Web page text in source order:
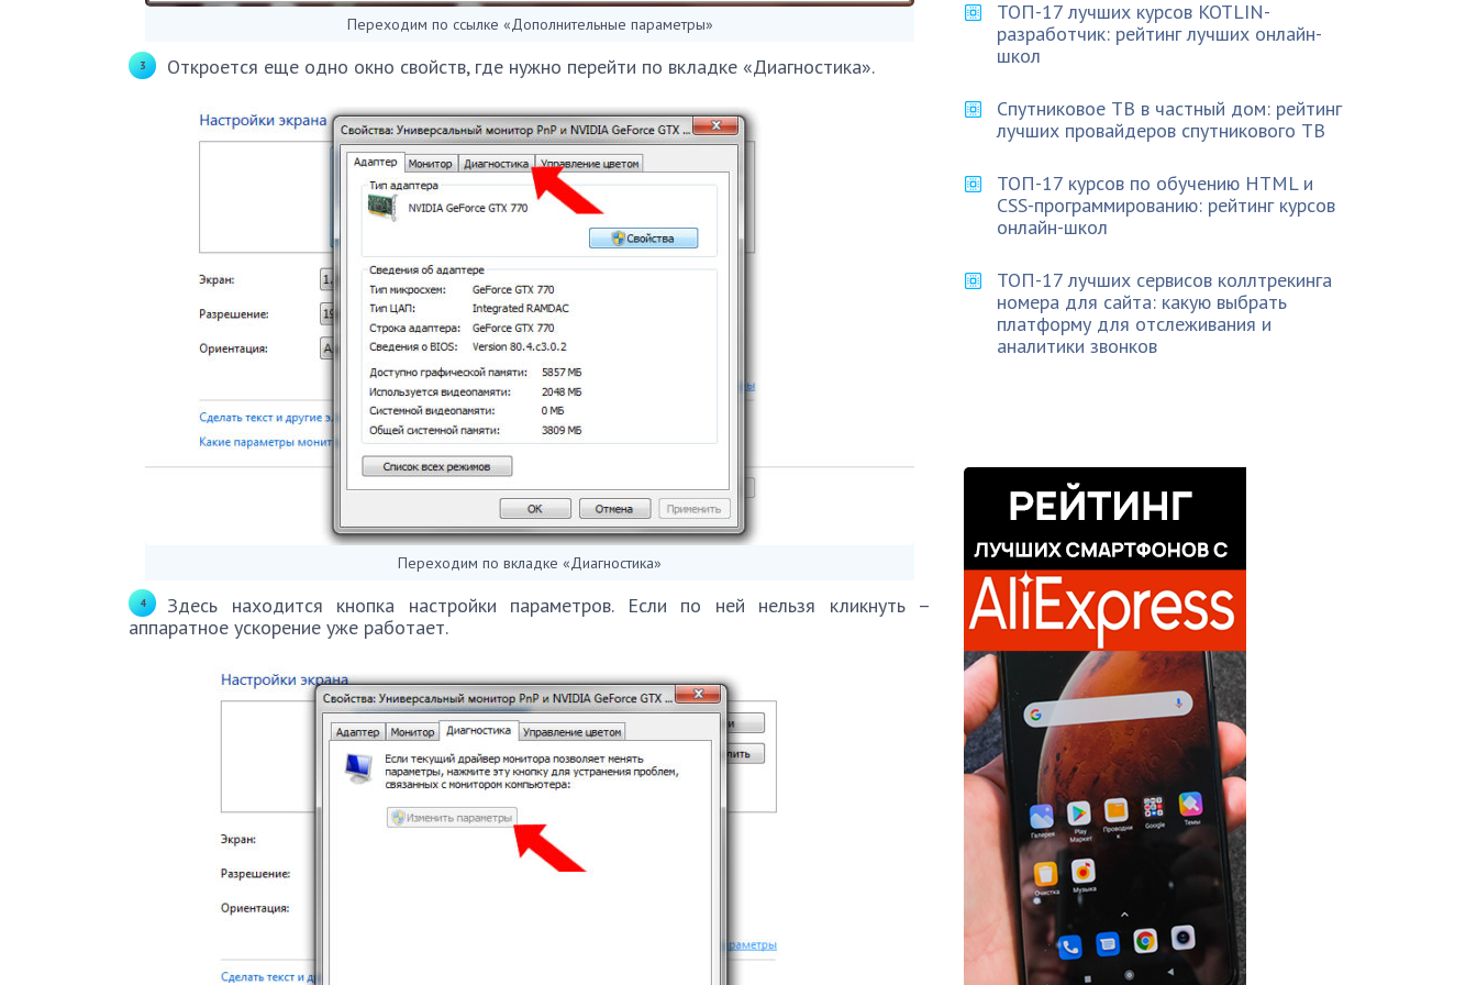
Переходим по ссылке «Дополнительные параметры»
Откроется еще одно окно свойств, где нужно перейти по вкладке «Диагностика».
Переходим по вкладке «Диагностика»
Здесь находится кнопка настройки параметров. Если по ней нельзя кликнуть –
аппаратное ускорение уже работает.
ТОП-17 лучших курсов KOTLIN-
разработчик: рейтинг лучших онлайн-
школ
Спутниковое ТВ в частный дом: рейтинг
лучших провайдеров спутникового ТВ
ТОП-17 курсов по обучению HTML и
CSS-программированию: рейтинг курсов
онлайн-школ
ТОП-17 лучших сервисов коллтрекинга
номера для сайта: какую выбрать
платформу для отслеживания и
аналитики звонков